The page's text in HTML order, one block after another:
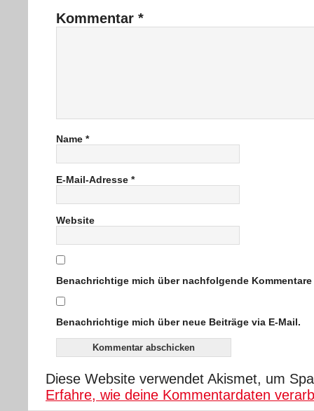
Kommentar *
Name *
E-Mail-Adresse *
Website
Benachrichtige mich über nachfolgende Kommentare
Benachrichtige mich über neue Beiträge via E-Mail.
Diese Website verwendet Akismet, um
Erfahre, wie deine Kommentardaten